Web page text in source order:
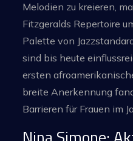
Melodien zu kreieren,
Fitzgeralds Repertoire
Palette von
sind bis heute
ersten
breite Anerkennung
Barrieren für Frauen im